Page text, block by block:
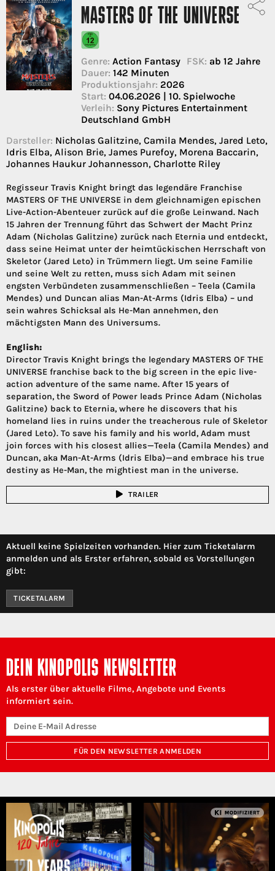
MASTERS OF THE UNIVERSE
Genre: Action Fantasy FSK: ab 12 Jahre
Dauer: 142 Minuten
Produktionsjahr: 2026
Start: 04.06.2026 | 10. Spielwoche
Verleih: Sony Pictures Entertainment
Deutschland GmbH
Darsteller: Nicholas Galitzine, Camila Mendes, Jared Leto,
Idris Elba, Alison Brie, James Purefoy, Morena Baccarin,
Johannes Haukur Johannesson, Charlotte Riley
Regisseur Travis Knight bringt das legendäre Franchise
MASTERS OF THE UNIVERSE in dem gleichnamigen epischen
Live-Action-Abenteuer zurück auf die große Leinwand. Nach
15 Jahren der Trennung führt das Schwert der Macht Prinz
Adam (Nicholas Galitzine) zurück nach Eternia und entdeckt,
dass seine Heimat unter der heimtückischen Herrschaft von
Skeletor (Jared Leto) in Trümmern liegt. Um seine Familie
und seine Welt zu retten, muss sich Adam mit seinen
engsten Verbündeten zusammenschließen – Teela (Camila
Mendes) und Duncan alias Man-At-Arms (Idris Elba) – und
sein wahres Schicksal als He-Man annehmen, den
mächtigsten Mann des Universums.
English:
Director Travis Knight brings the legendary MASTERS OF THE
UNIVERSE franchise back to the big screen in the epic live-
action adventure of the same name. After 15 years of
separation, the Sword of Power leads Prince Adam (Nicholas
Galitzine) back to Eternia, where he discovers that his
homeland lies in ruins under the treacherous rule of Skeletor
(Jared Leto). To save his family and his world, Adam must
join forces with his closest allies—Teela (Camila Mendes) and
Duncan, aka Man-At-Arms (Idris Elba)—and embrace his true
destiny as He-Man, the mightiest man in the universe.
TRAILER
Aktuell keine Spielzeiten vorhanden. Hier zum Ticketalarm
anmelden und als Erster erfahren, sobald es Vorstellungen
gibt:
TICKETALARM
DEIN KINOPOLIS NEWSLETTER
Als erster über aktuelle Filme, Angebote und Events
informiert sein.
FÜR DEN NEWSLETTER ANMELDEN